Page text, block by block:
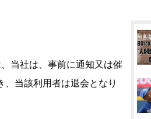
当社は、事前に通知又は催
当該利用者は退会となり